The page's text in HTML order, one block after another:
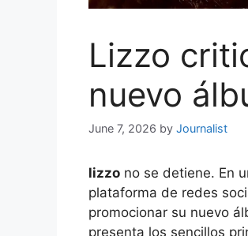
Lizzo
nuevo
June 7, 2026 by Journalist
lizzo no se detiene. En
plataforma de redes
promocionar su nuevo
presenta los sencillos